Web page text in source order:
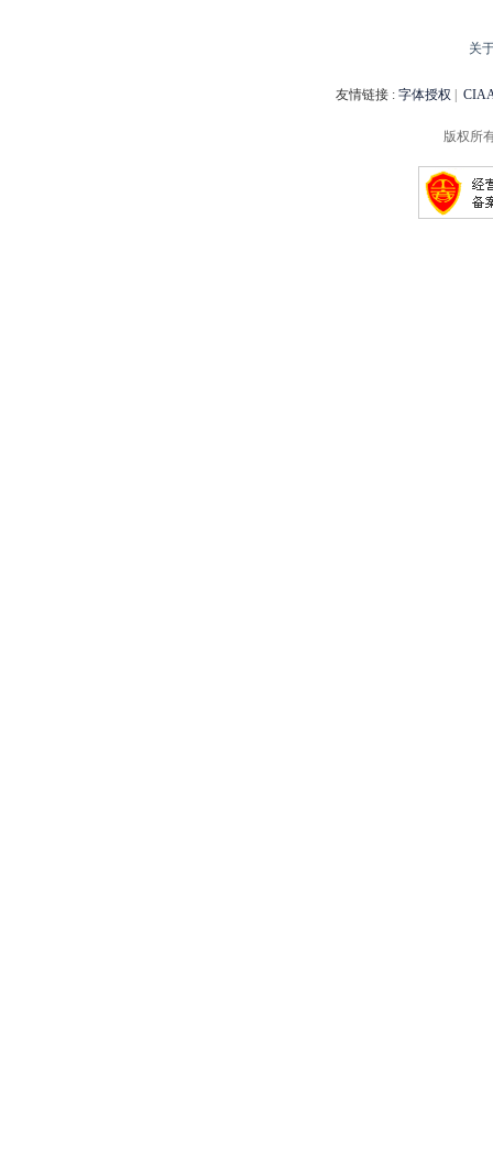
关
友情链接 : 字体授权
版权所